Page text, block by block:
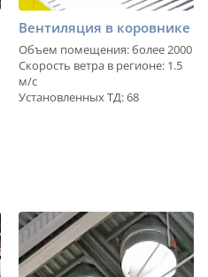
Вентиляция в коровнике
Объем помещения: более 2000
Скорость ветра в регионе: 1.5
м/с
Установленных ТД: 68